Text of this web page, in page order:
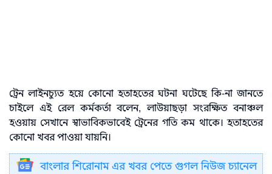
ট্রেন লাইনচ্যুত হয়ে কোনো হতাহতের ঘটনা ঘটেছে কি-না জানতে
চাইলে এই রেল কর্মকর্তা বলেন, লাউয়াছড়া সংরক্ষিত বনাঞ্চল
হওয়ায় সেখানে স্বাভাবিকভাবেই ট্রেনের গতি কম থাকে। হতাহতের
কোনো খবর পাওয়া যায়নি।
বাংলার শিরোনাম এর খবর পেতে গুগল নিউজ চ্যানেল